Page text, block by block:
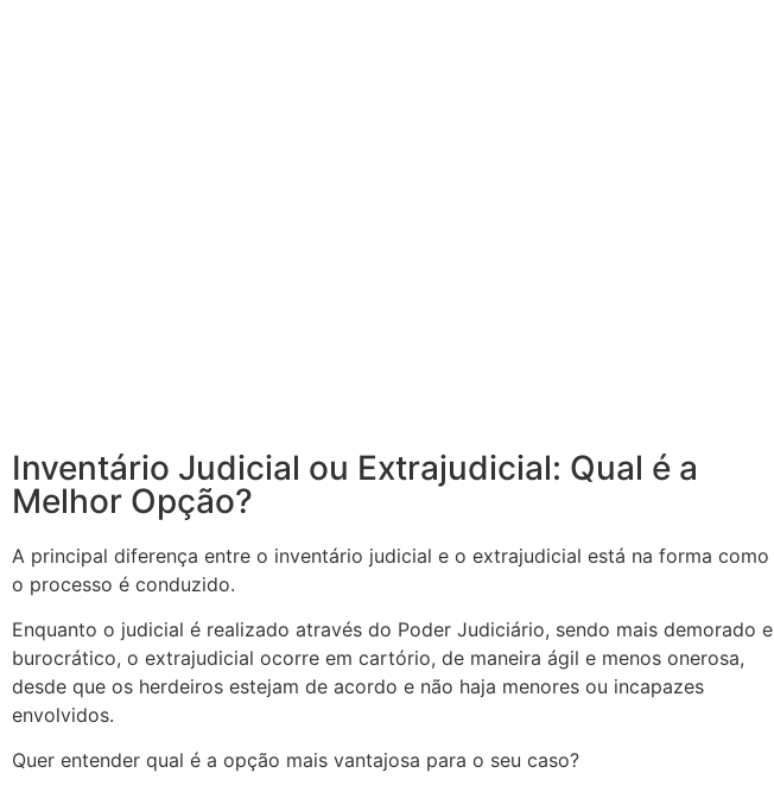
Inventário Judicial ou Extrajudicial: Qual é a
Melhor Opção?
A principal diferença entre o inventário judicial e o extrajudicial está na forma como
o processo é conduzido.
Enquanto o judicial é realizado através do Poder Judiciário, sendo mais demorado e
burocrático, o extrajudicial ocorre em cartório, de maneira ágil e menos onerosa,
desde que os herdeiros estejam de acordo e não haja menores ou incapazes
envolvidos.
Quer entender qual é a opção mais vantajosa para o seu caso?